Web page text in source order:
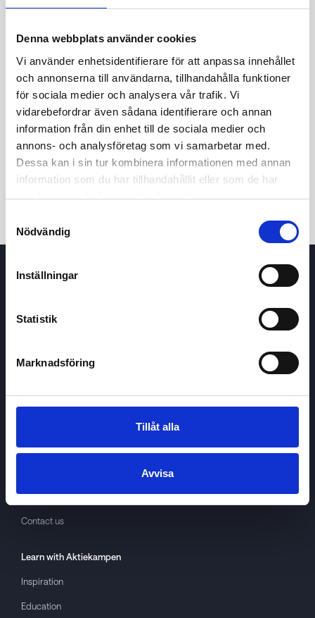
Denna webbplats använder cookies
Vi använder enhetsidentifierare för att anpassa innehållet
och annonserna till användarna, tillhandahålla funktioner
för sociala medier och analysera vår trafik. Vi
vidarebefordrar även sådana identifierare och annan
information från din enhet till de sociala medier och
annons- och analysföretag som vi samarbetar med.
Dessa kan i sin tur kombinera informationen med annan
information som du har tillhandahållit eller som de har
samlat in när du har använt deras tjänster.
Nödvändig
Inställningar
Statistik
Marknadsföring
Tillåt alla
Avvisa
24h 7d 1m 3m 1y 5y
Trade
AboutAktiekampen
About cookies
GDPR
Contact us
Learn with Aktiekampen
Inspiration
Education